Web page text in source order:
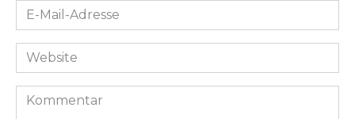
E-
Mail-
Adresse
Website
Kommentar